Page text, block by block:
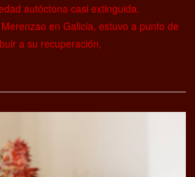
autóctona casi extinguida.
en Galicia, estuvo a punto de
a su recuperación,